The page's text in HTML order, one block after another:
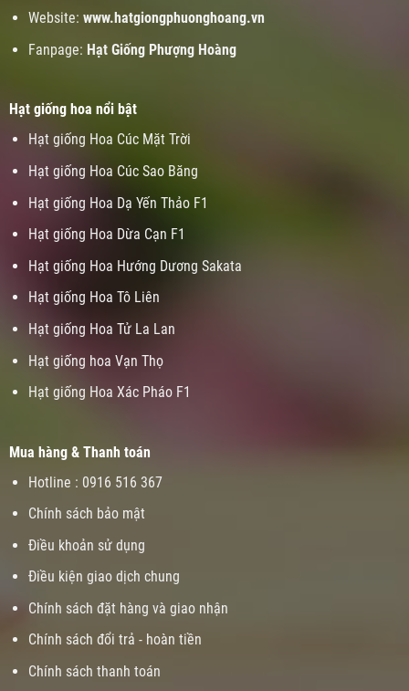
Website: www. hatgiongphuonghoang.vn
Fanpage: Hạt Giống Phượng Hoàng
Hạt giống hoa nổi bật
Hạt giống Hoa Cúc Mặt Trời
Hạt giống Hoa Cúc Sao Băng
Hạt giống Hoa Dạ Yến Thảo F1
Hạt giống Hoa Dừa Cạn F1
Hạt giống Hoa Hướng Dương Sakata
Hạt giống Hoa Tô Liên
Hạt giống Hoa Tử La Lan
Hạt giống hoa Vạn Thọ
Hạt giống Hoa Xác Pháo F1
Mua hàng & Thanh toán
Hotline : 0916 516 367
Chính sách bảo mật
Điều khoản sử dụng
Điều kiện giao dịch chung
Chính sách đặt hàng và giao nhận
Chính sách đổi trả - hoàn tiền
Chính sách thanh toán